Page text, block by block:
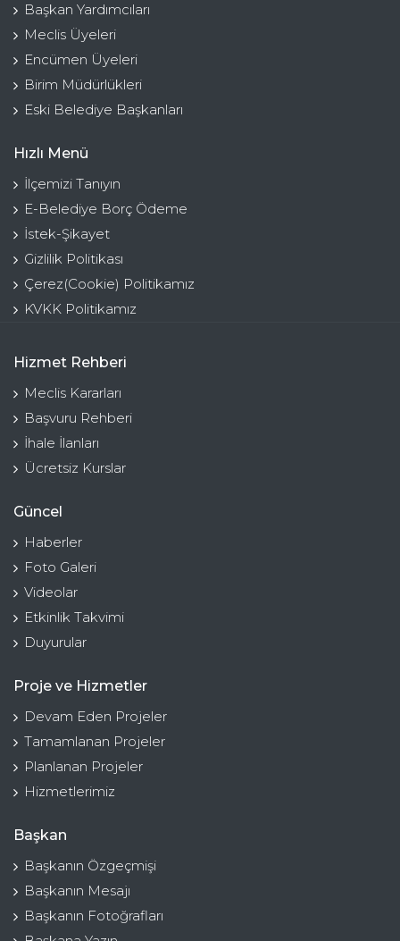
Başkan Yardımcıları
Meclis Üyeleri
Encümen Üyeleri
Birim Müdürlükleri
Eski Belediye Başkanları
Hızlı Menü
İlçemizi Tanıyın
E-Belediye Borç Ödeme
İstek-Şikayet
Gizlilik Politikası
Çerez(Cookie) Politikamız
KVKK Politikamız
Hizmet Rehberi
Meclis Kararları
Başvuru Rehberi
İhale İlanları
Ücretsiz Kurslar
Güncel
Haberler
Foto Galeri
Videolar
Etkinlik Takvimi
Duyurular
Proje ve Hizmetler
Devam Eden Projeler
Tamamlanan Projeler
Planlanan Projeler
Hizmetlerimiz
Başkan
Başkanın Özgeçmişi
Başkanın Mesajı
Başkanın Fotoğrafları